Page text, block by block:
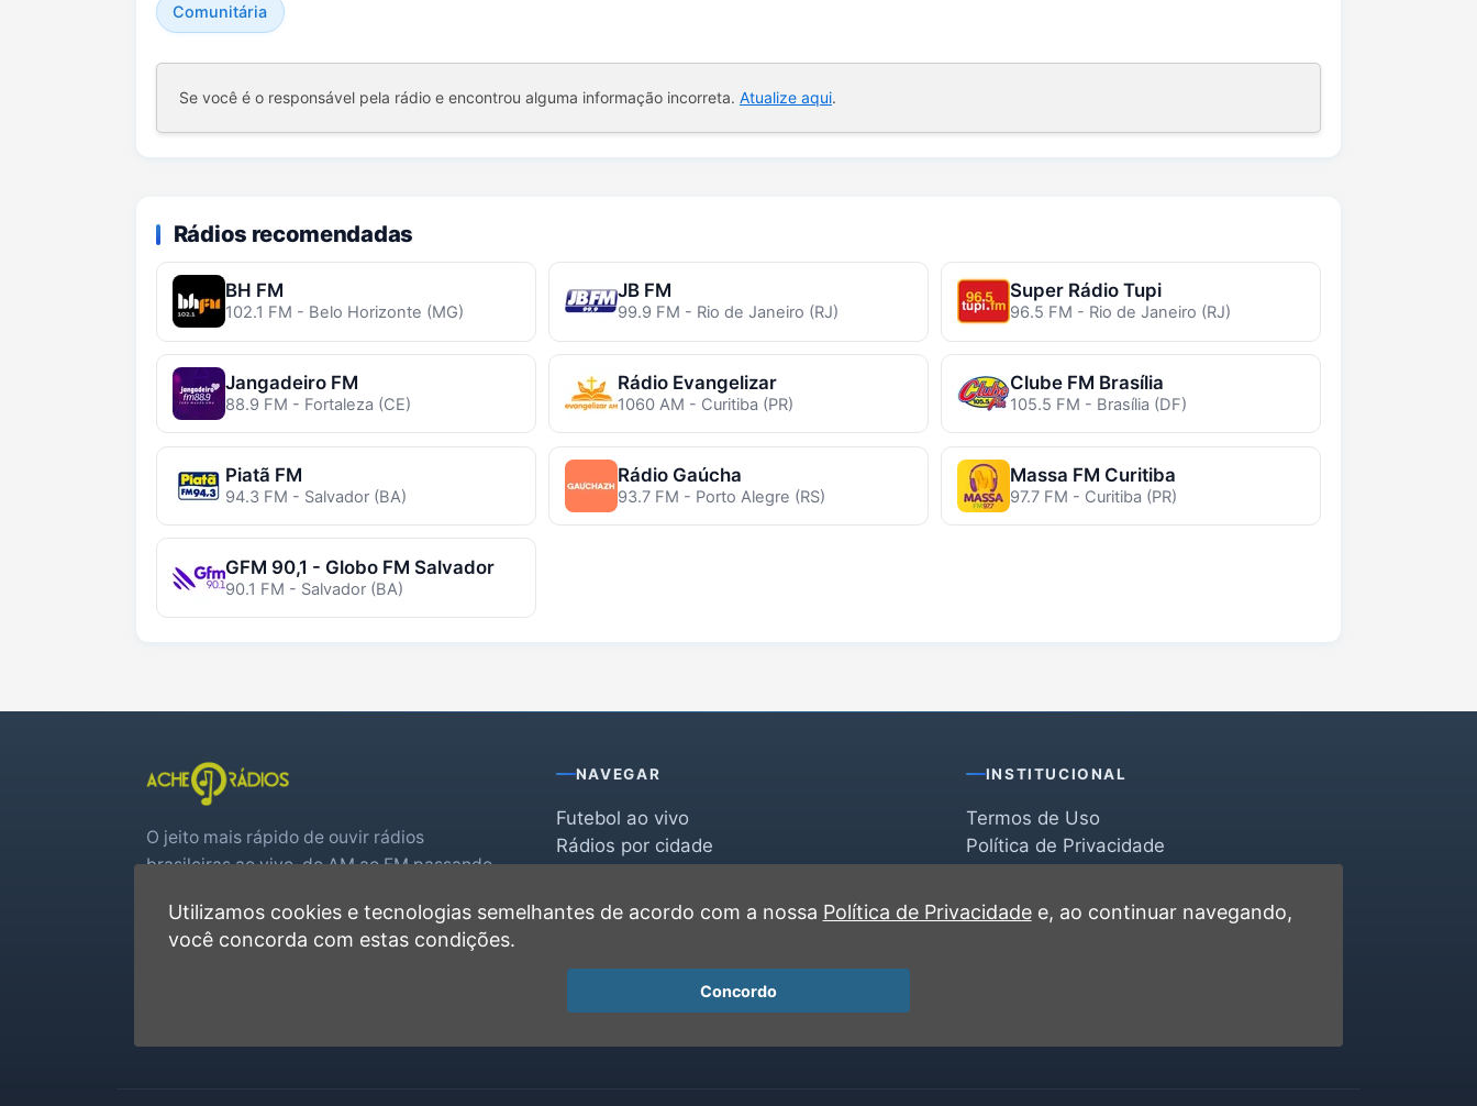
Comunitária
Se você é o responsável pela rádio e encontrou alguma informação incorreta. Atualize aqui.
Rádios recomendadas
BH FM
102.1 FM - Belo Horizonte (MG)
JB FM
99.9 FM - Rio de Janeiro (RJ)
Super Rádio Tupi
96.5 FM - Rio de Janeiro (RJ)
Jangadeiro FM
88.9 FM - Fortaleza (CE)
Rádio Evangelizar
1060 AM - Curitiba (PR)
Clube FM Brasília
105.5 FM - Brasília (DF)
Piatã FM
94.3 FM - Salvador (BA)
Rádio Gaúcha
93.7 FM - Porto Alegre (RS)
Massa FM Curitiba
97.7 FM - Curitiba (PR)
GFM 90,1 - Globo FM Salvador
90.1 FM - Salvador (BA)
O jeito mais rápido de ouvir rádios
brasileiras ao vivo, do AM ao FM passando
real.
NAVEGAR
Futebol ao vivo
Rádios por cidade
Favoritas
INSTITUCIONAL
Termos de Uso
Política de Privacidade
Contato
Utilizamos cookies e tecnologias semelhantes de acordo com a nossa Política de Privacidadee, ao continuar navegando,
você concorda com estas condições.
Concordo